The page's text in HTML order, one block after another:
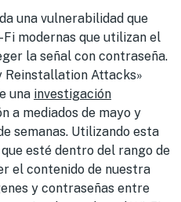
una vulnerabilidad que
modernas que utilizan el
la señal con contraseña.
Reinstallation Attacks»
una investigación
a mediados de mayo y
semanas. Utilizando esta
esté dentro del rango de
el contenido de nuestra
y contraseñas entre